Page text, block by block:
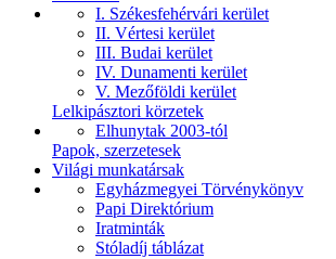
I. Székesfehérvári kerület
II. Vértesi kerület
III. Budai kerület
IV. Dunamenti kerület
V. Mezőföldi kerület
Lelkipásztori körzetek
Elhunytak 2003-tól
Papok, szerzetesek
Világi munkatársak
Egyházmegyei Törvénykönyv
Papi Direktórium
Iratminták
Stóladíj táblázat